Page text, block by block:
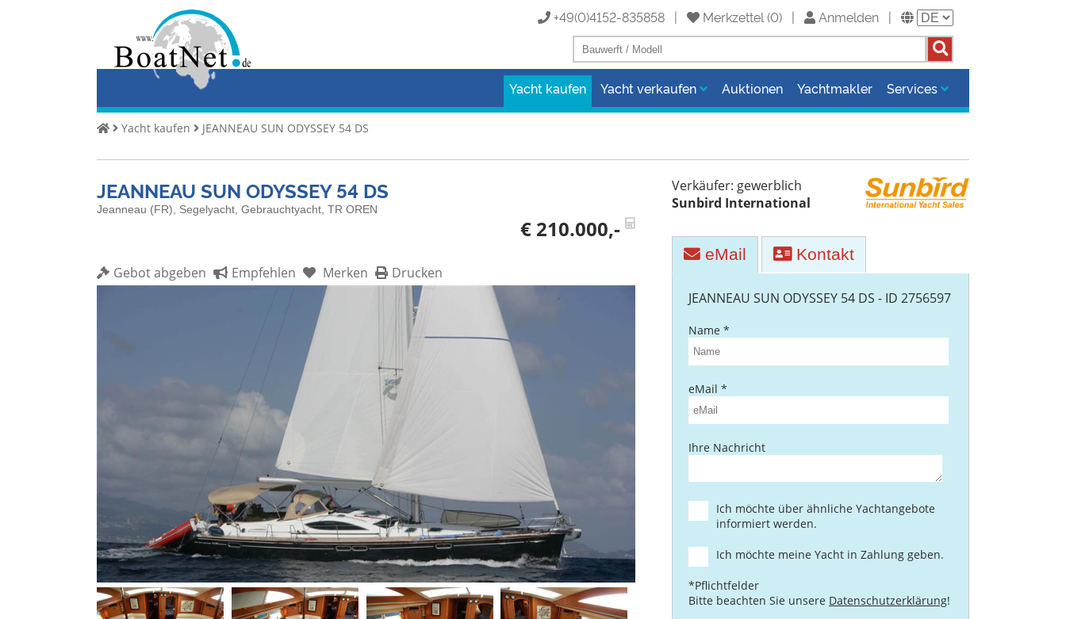
Verkäufer
Auktionen
Sportbootschulen
Versicherungen
+49(0)4152-835858 | Merkzettel (0) | Anmelden |
Yacht kaufen Yacht verkaufen Auktionen Yachtmakler Services
Yacht kaufen JEANNEAU SUN ODYSSEY 54 DS
JEANNEAU SUN ODYSSEY 54 DS
Jeanneau (FR), Segelyacht, Gebrauchtyacht, TR OREN
€ 210.000,-
Gebot abgeben Empfehlen Merken Drucken
Verkäufer: gewerblich
Sunbird International
eMail Kontakt
JEANNEAU SUN ODYSSEY 54 DS - ID 2756597
Name *
eMail *
Ihre Nachricht
Ich möchte über ähnliche Yachtangebote
informiert werden.
Ich möchte meine Yacht in Zahlung geben.
*Pflichtfelder
Bitte beachten Sie unsere Datenschutzerklärung!